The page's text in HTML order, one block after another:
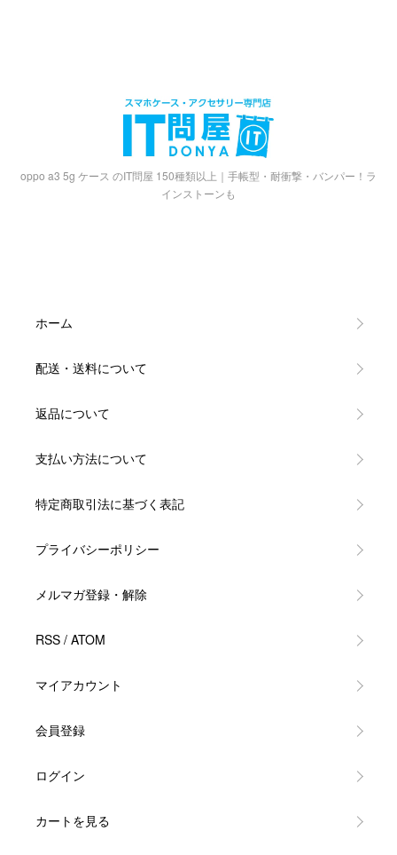
oppo a3 5g ケース のIT問屋 150種類以上｜手帳型・耐衝撃・バンパー！ラ
インストーンも
ホーム
配送・送料について
返品について
支払い方法について
特定商取引法に基づく表記
プライバシーポリシー
メルマガ登録・解除
RSS / ATOM
マイアカウント
会員登録
ログイン
カートを見る